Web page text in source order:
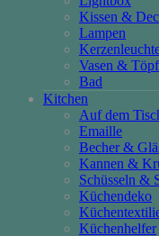
Kissen &
Lampen
Vasen &
Bad
Kitchen
Auf dem
Emaille
Becher &
Kannen &
Schüsseln &
Küchendeko
Küchenhelfer